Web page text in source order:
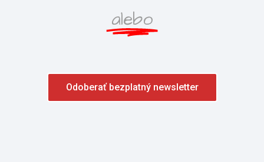
alebo
Odoberať bezplatný newsletter